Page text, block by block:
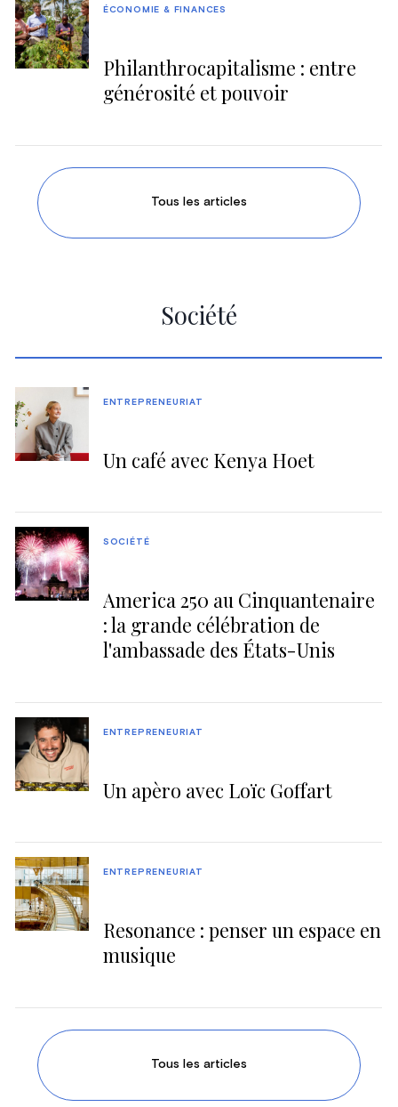
Philanthrocapitalisme : entre
générosité et pouvoir
ÉCONOMIE & FINANCES
Tous les articles
Société
Un café avec Kenya Hoet
ENTREPRENEURIAT
America 250 au Cinquantenaire
: la grande célébration de
l'ambassade des États-Unis
SOCIÉTÉ
Un apèro avec Loïc Goffart
ENTREPRENEURIAT
Resonance : penser un espace en
musique
ENTREPRENEURIAT
Tous les articles